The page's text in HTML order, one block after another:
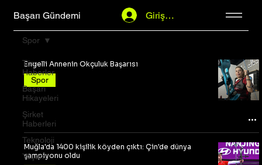
Başarı Gündemi Giriş Yap
Tüm
Haberler
Başarı
Hikayeleri
Şirket
Haberleri
Teknoloji
Yaşam
Spor
Engelli Annenin Okçuluk Başarısı
Spor
Muğla'da 1400 kişilik köyden çıktı: Çin'de dünya
şampiyonu oldu